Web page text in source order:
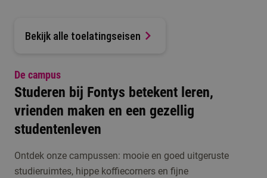
Bekijk alle toelatingseisen
De campus
Studeren bij Fontys betekent leren,
vrienden maken en een gezellig
studentenleven
Ontdek onze campussen: mooie en goed uitgeruste
studieruimtes, hippe koffiecorners en fijne